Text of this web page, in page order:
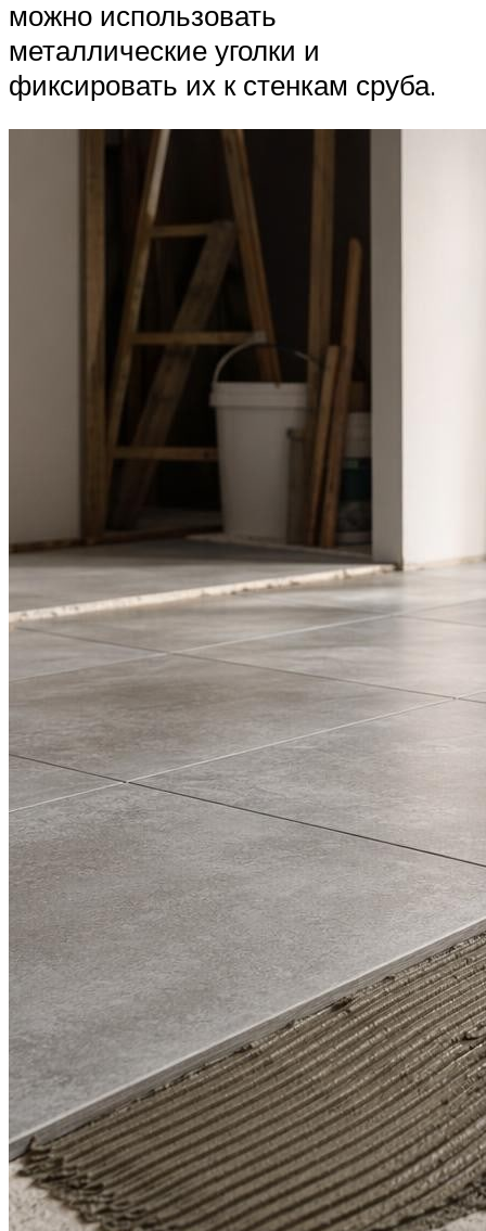
можно использовать
металлические уголки и
фиксировать их к стенкам сруба.